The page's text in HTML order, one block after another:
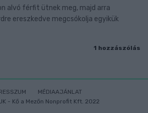
alvó férfit ütnek meg, majd arra
ereszkedve megcsókolja egyikük
1 hozzászólás
MÉDIAAJÁNLAT
- Kő a Mezőn Nonprofit Kft. 2022